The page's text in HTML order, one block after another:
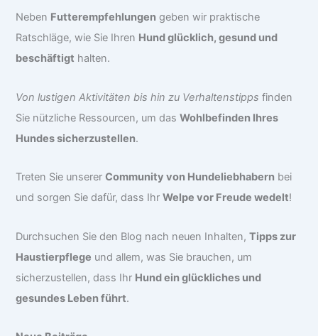
Neben Futterempfehlungen geben wir praktische
Ratschläge, wie Sie Ihren Hund glücklich, gesund und
beschäftigt halten.
Von lustigen Aktivitäten bis hin zu Verhaltenstipps finden
Sie nützliche Ressourcen, um dasWohlbefinden Ihres
Hundes sicherzustellen.
Treten Sie unsererCommunity von Hundeliebhabern bei
und sorgen Sie dafür, dass IhrWelpe vor Freude wedelt!
Durchsuchen Sie den Blog nach neuen Inhalten,Tipps zur
Haustierpflege und allem, was Sie brauchen, um
sicherzustellen, dass Ihr Hund ein glückliches und
gesundes Leben führt.